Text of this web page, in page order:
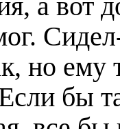
но ему
бы